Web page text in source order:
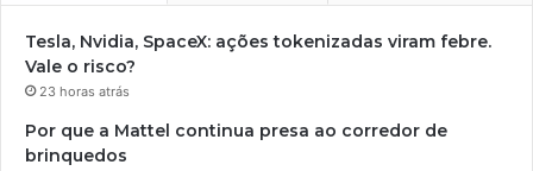
Tesla, Nvidia, SpaceX: ações tokenizadas viram febre.
Vale o risco?
23 horas atrás
Por que a Mattel continua presa ao corredor de
brinquedos